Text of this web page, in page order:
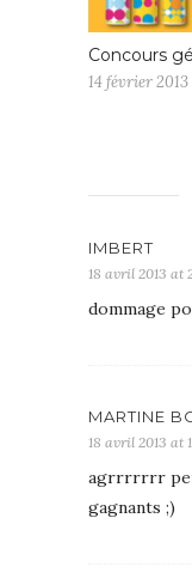
Concours
14 février 2013
IMBERT
18 avril 2013 at
dommage
MARTINE
18 avril 2013 at
agrrrrrrr
gagnants ;)